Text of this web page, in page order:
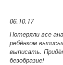
06.10.17
Потеряли все
ребёнком
выписать.
безобразие!